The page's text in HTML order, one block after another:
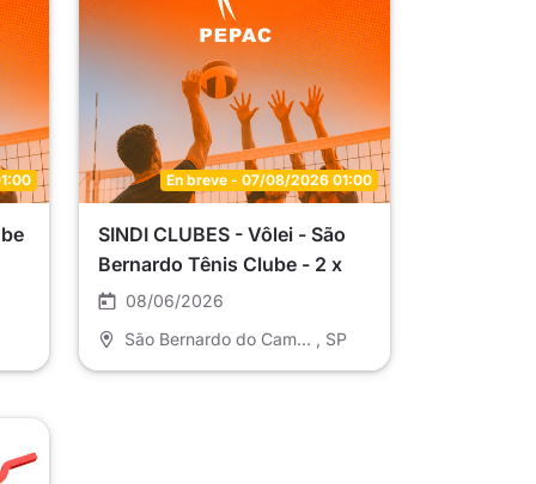
En breve - 07/08/2026 01:00
SINDI CLUBES - Vôlei - São
Bernardo Tênis Clube - 2 x
São Bernardo Tênis Clube - G
08/06/2026
São Bernardo do Campo
, SP